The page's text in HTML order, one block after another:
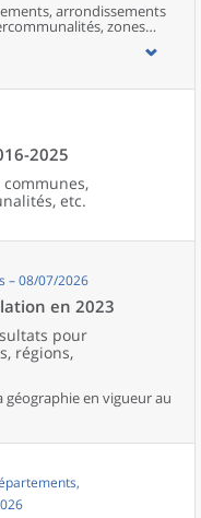
arrondissements
zones
aires d’attraction des
2025
etc.
– 08/07/2026
en 2023
pour
régions,
géographie en vigueur au